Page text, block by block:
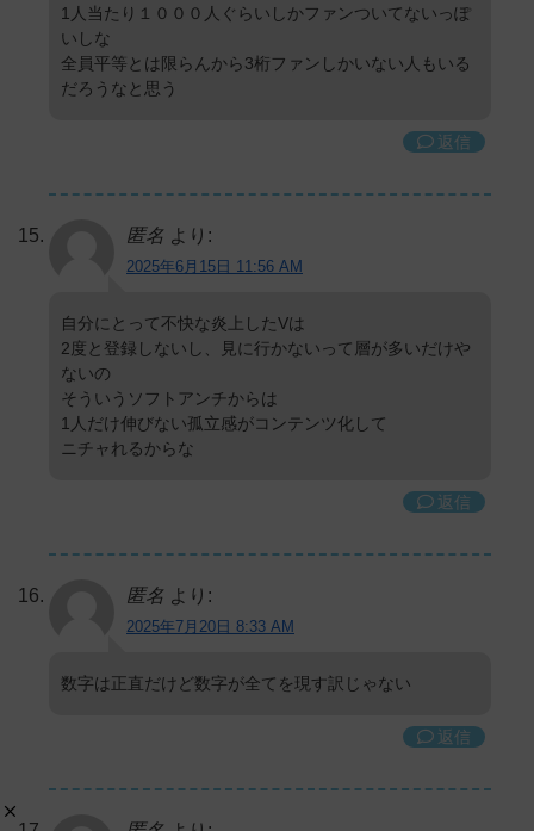
1人当たり１０００人ぐらいしかファンついてないっぽ
いしな
全員平等とは限らんから3桁ファンしかいない人もいる
だろうなと思う
返信
匿名 より:
2025年6月15日 11:56 AM
自分にとって不快な炎上したVは
2度と登録しないし、見に行かないって層が多いだけや
ないの
そういうソフトアンチからは
1人だけ伸びない孤立感がコンテンツ化して
ニチャれるからな
返信
匿名 より:
2025年7月20日 8:33 AM
数字は正直だけど数字が全てを現す訳じゃない
返信